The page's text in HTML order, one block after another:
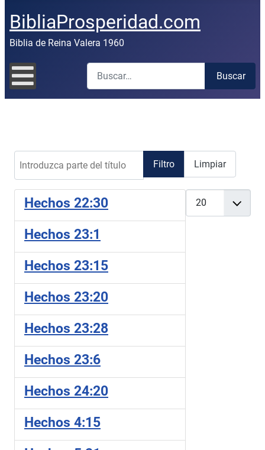
BibliaProsperidad.com
Biblia de Reina Valera 1960
Buscar
Buscar
Filtro Limpiar
Hechos 22:30
Hechos 23:1
Hechos 23:15
Hechos 23:20
Hechos 23:28
Hechos 23:6
Hechos 24:20
Hechos 4:15